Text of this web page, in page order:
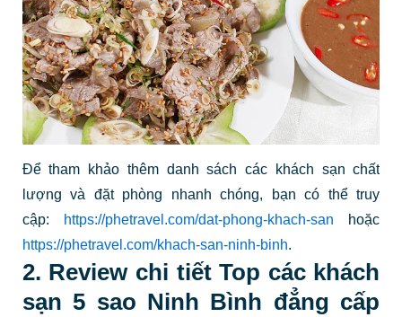
Để tham khảo thêm danh sách các khách sạn chất
lượng và đặt phòng nhanh chóng, bạn có thể truy
cập:
https://phetravel.com/dat-phong-khach-san hoặc
https://phetravel.com/khach-san-ninh-binh.
2. Review chi tiết Top các khách
sạn 5 sao Ninh Bình đẳng cấp